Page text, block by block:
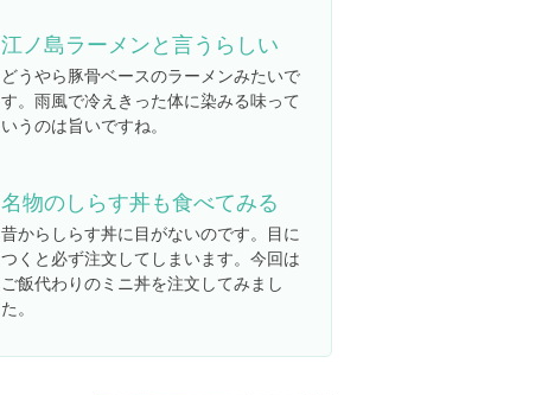
江ノ島ラーメンと言うらしい
どうやら豚骨ベースのラーメンみたいで
す。雨風で冷えきった体に染みる味って
いうのは旨いですね。
名物のしらす丼も食べてみる
昔からしらす丼に目がないのです。目に
つくと必ず注文してしまいます。今回は
ご飯代わりのミニ丼を注文してみまし
た。